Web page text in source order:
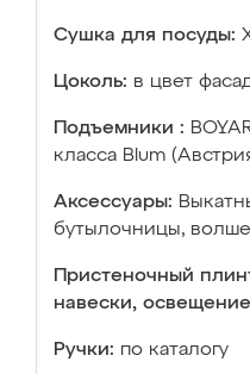
Сушка для посуды:
Цоколь: в цвет
Подъемники :
класса Blum
Аксессуары:
бутылочницы,
Пристеночный
навески,
Ручки: по каталогу